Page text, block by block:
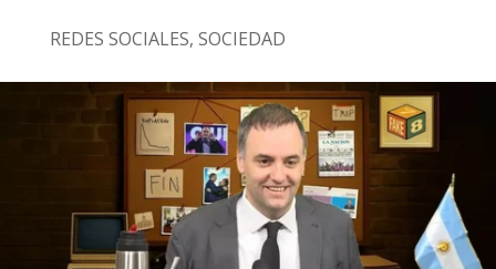
REDES SOCIALES, SOCIEDAD